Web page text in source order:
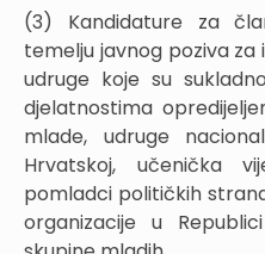
(3) Kandidature za
temelju javnog poziva
udruge koje su
djelatnostima
mlade, udruge
Hrvatskoj, učenička
pomladci političkih
organizacije u